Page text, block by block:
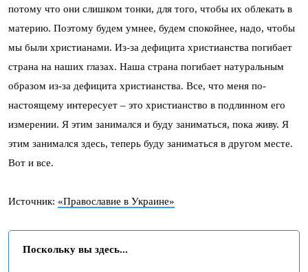
потому что они слишком тонки, для того, чтобы их облекать в
материю. Поэтому будем умнее, будем спокойнее, надо, чтобы
мы были христианами. Из-за дефицита христианства погибает
страна на наших глазах. Наша страна погибает натуральным
образом из-за дефицита христианства. Все, что меня по-
настоящему интересует – это христианство в подлинном его
измерении. Я этим занимался и буду заниматься, пока живу. Я
этим занимался здесь, теперь буду заниматься в другом месте.
Вот и все.
Источник: «Православие в Украине»
Поскольку вы здесь...